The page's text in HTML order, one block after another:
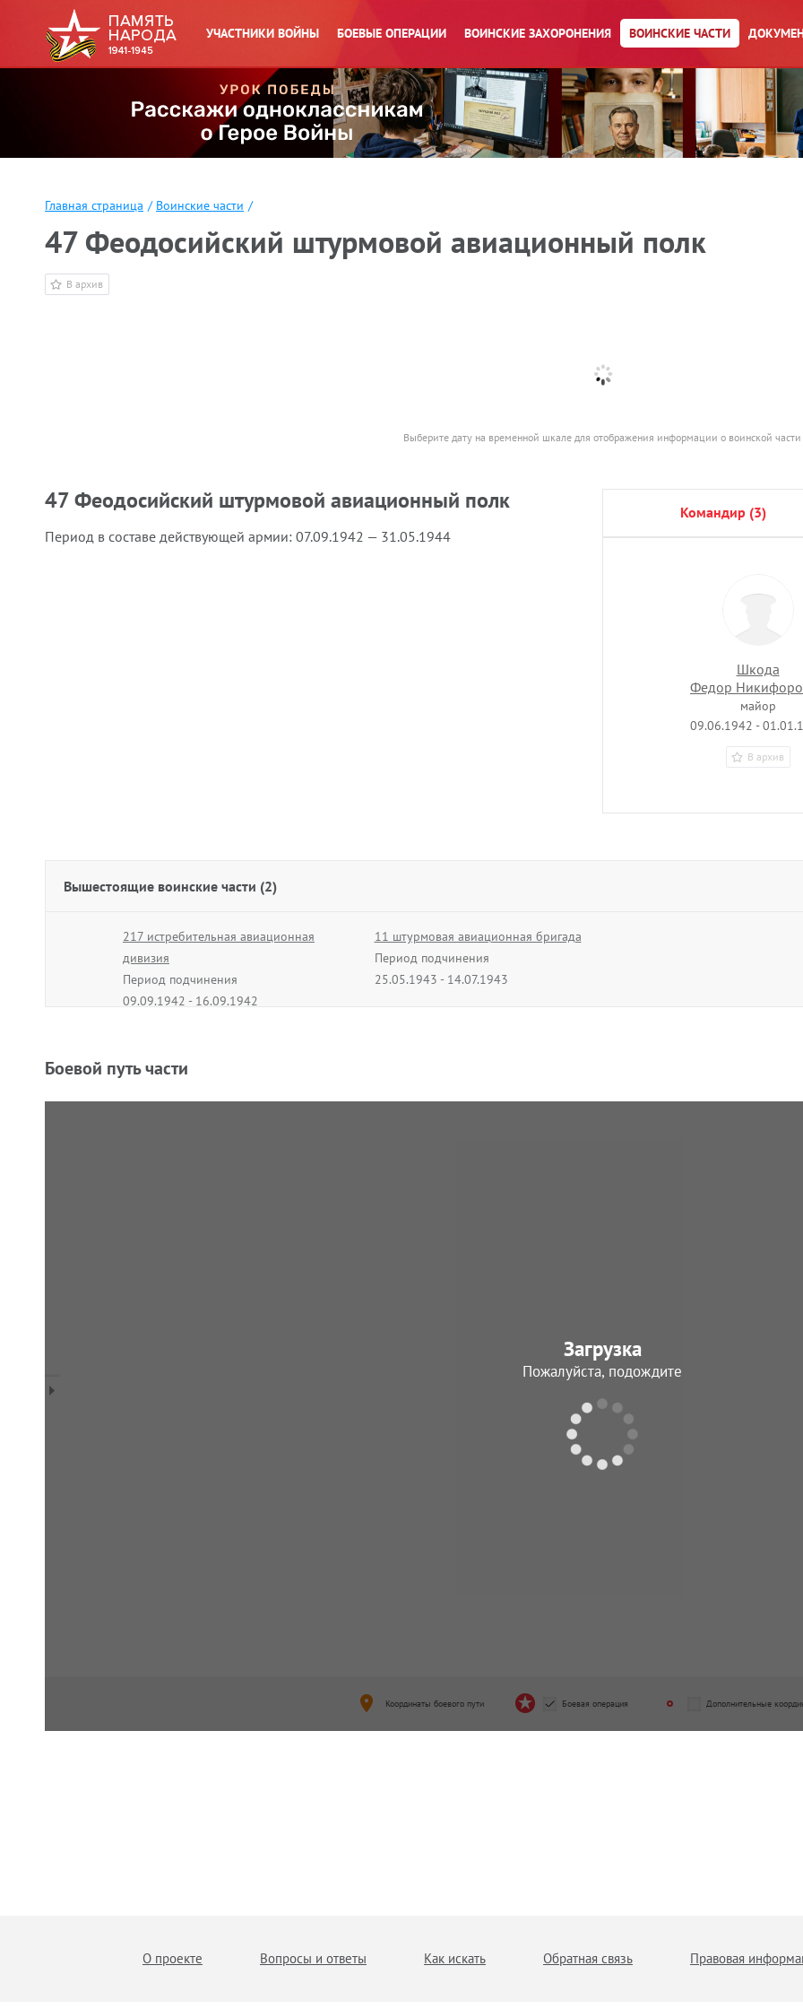
УЧАСТНИКИ ВОЙНЫ БОЕВЫЕ ОПЕРАЦИИ ВОИНСКИЕ ЗАХОРОНЕНИЯ ВОИНСКИЕ ЧАСТИ
Главная страница / Воинские части /
47 Феодосийский штурмовой авиационный полк
В архив
Выберите дату на временной шкале для отображения информации о воинской части
47 Феодосийский штурмовой авиационный полк
Период в составе действующей армии: 07.09.1942 — 31.05.1944
командир (3)
Шкода
Федор
майор
09.06.1942 -
В архив
Вышестоящие воинские части (2)
217 истребительная авиационная
дивизия
Период подчинения
09.09.1942 - 16.09.1942
11 штурмовая авиационная бригада
Период подчинения
25.05.1943 - 14.07.1943
Боевой путь части
Координаты боевого пути Боевая операция Дополнительные
Загрузка
Пожалуйста, подождите
О проекте Вопросы и ответы Как искать Обратная связь Правовая